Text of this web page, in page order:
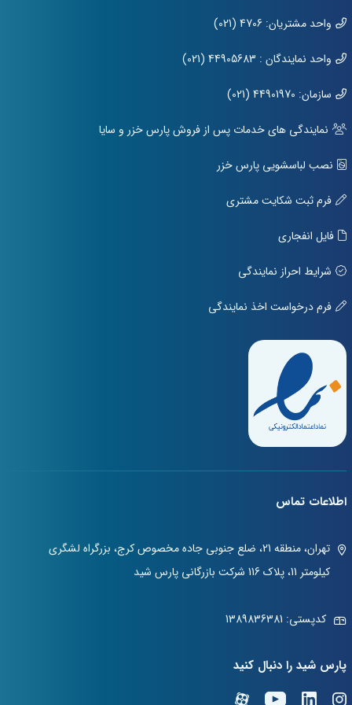
واحد مشتریان: 4706 (021)
واحد نمایندگان : 44905683 (021)
سازمان: 44901970 (021)
نمایندگی های خدمات پس از فروش پارس خزر و سایا
نصب لباسشویی پارس خزر
فرم ثبت شکایت مشتری
فایل انفجاری
شرایط احراز نمایندگی
فرم درخواست اخذ نمایندگی
اطلاعات تماس
تهران، منطقه 21، ضلع جنوبی جاده مخصوص کرج، بزرگراه لشگری
کیلومتر 11، پلاک 116 شرکت بازرگانی پارس شید
کدپستی: 1389836381
پارس شید را دنبال کنید